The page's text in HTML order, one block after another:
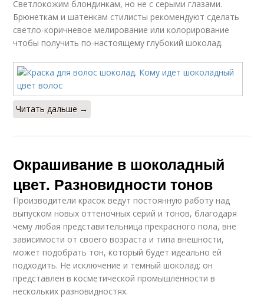
Светлокожим блондинкам, но не с серыми глазами.
Брюнеткам и шатенкам стилисты рекомендуют сделать
светло-коричневое мелирование или колорирование
чтобы получить по-настоящему глубокий шоколад.
Читать дальше →
Окрашивание в шоколадный
цвет. Разновидности тонов
Производители красок ведут постоянную работу над
выпуском новых оттеночных серий и тонов, благодаря
чему любая представительница прекрасного пола, вне
зависимости от своего возраста и типа внешности,
может подобрать тон, который будет идеально ей
подходить. Не исключение и темный шоколад: он
представлен в косметической промышленности в
нескольких разновидностях.